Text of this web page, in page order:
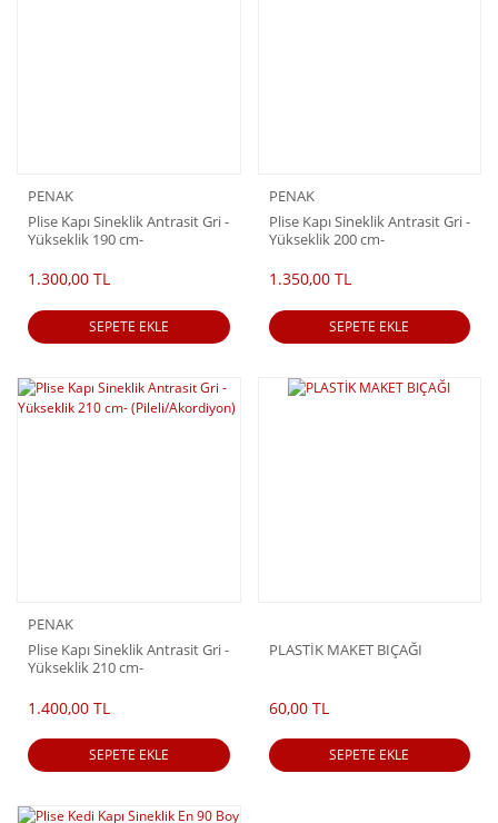
PENAK
Plise Kapı Sineklik Antrasit Gri -
Yükseklik 190 cm-
1.300,00 TL
SEPETE EKLE
PENAK
Plise Kapı Sineklik Antrasit Gri -
Yükseklik 200 cm-
1.350,00 TL
SEPETE EKLE
PENAK
Plise Kapı Sineklik Antrasit Gri -
Yükseklik 210 cm-
1.400,00 TL
SEPETE EKLE
PLASTİK MAKET BIÇAĞI
60,00 TL
SEPETE EKLE